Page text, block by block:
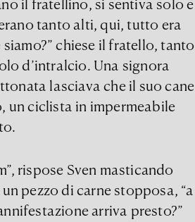
il fratellino, si sentiva solo e
tanto alti, qui, tutto era
chiese il fratello, tanto
d’intralcio. Una signora
lasciava che il suo cane
un ciclista in impermeabile
rispose Sven masticando
pezzo di carne stopposa, “a
arriva presto?”